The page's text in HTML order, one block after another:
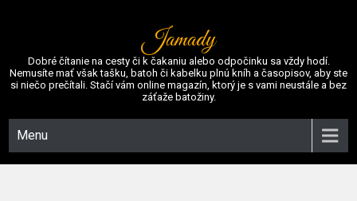
Jamady
Dobré čítanie na cesty či k čakaniu alebo odpočinku sa vždy hodí.
Nemusíte mať však tašku, batoh či kabelku plnú kníh a časopisov, aby ste
si niečo prečítali. Stačí vám online magazín, ktorý je s vami neustále a bez
záťaže batožiny.
Menu